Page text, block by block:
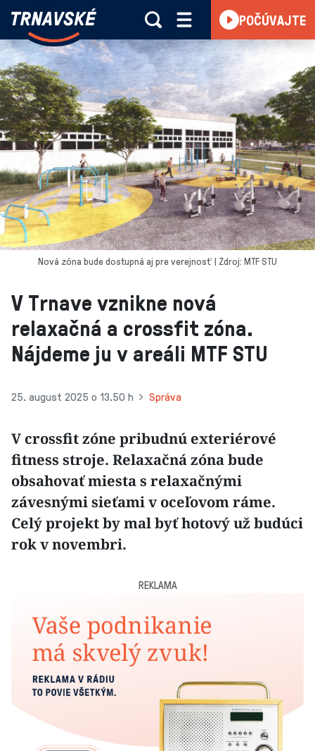
Skočiť na obsah
Trnavské
-
Vieme,
čo
sa
deje
v
kraji
POČÚVAJTE
V Trnave vznikne nová
relaxačná a crossfit zóna.
Nájdeme ju v areáli MTF STU
25. august 2025 o 13.50 h Správa
V crossfit zóne pribudnú exteriérové
fitness stroje. Relaxačná zóna bude
obsahovať miesta s relaxačnými
závesnými sieťami v oceľovom ráme.
Celý projekt by mal byť hotový už budúci
rok v novembri.
Nová zóna bude dostupná aj pre verejnosť | Zdroj: MTF STU
REKLAMA